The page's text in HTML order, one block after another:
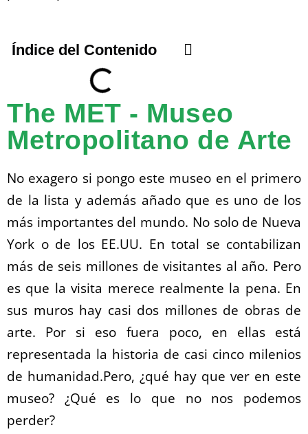
Índice del Contenido
The MET - Museo
Metropolitano de Arte
No exagero si pongo este museo en el primero
de la lista y además añado que es uno de los
más importantes del mundo. No solo de Nueva
York o de los EE.UU. En total se contabilizan
más de seis millones de visitantes al año. Pero
es que la visita merece realmente la pena. En
sus muros hay casi dos millones de obras de
arte. Por si eso fuera poco, en ellas está
representada la historia de casi cinco milenios
de humanidad.Pero, ¿qué hay que ver en este
museo? ¿Qué es lo que no nos podemos
perder?